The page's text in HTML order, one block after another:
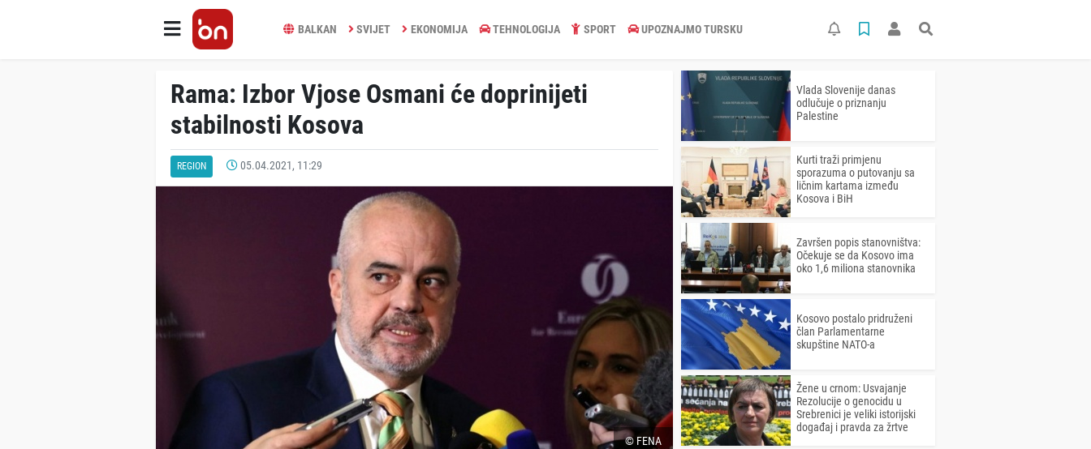
BALKAN SVIJET EKONOMIJA TEHNOLOGIJA SPORT UPOZNAJMO TURSKU
Rama: Izbor Vjose Osmani će doprinijeti
stabilnosti Kosova
REGION 05.04.2021, 11:29
© FENA
Vlada Slovenije danas
odlučuje o priznanju
Palestine
Kurti traži primjenu
sporazuma o putovanju sa
ličnim kartama između
Kosova i BiH
Završen popis stanovništva:
Očekuje se da Kosovo ima
oko 1,6 miliona stanovnika
Kosovo postalo pridruženi
član Parlamentarne
skupštine NATO-a
Žene u crnom: Usvajanje
Rezolucije o genocidu u
Srebrenici je veliki istorijski
događaj i pravda za žrtve